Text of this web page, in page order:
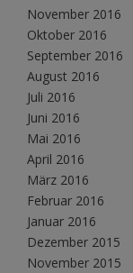
November 2016
Oktober 2016
September 2016
August 2016
Juli 2016
Juni 2016
Mai 2016
April 2016
März 2016
Februar 2016
Januar 2016
Dezember 2015
November 2015